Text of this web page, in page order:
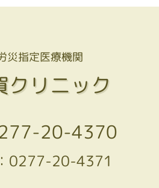
災指定医療機関
クリニック
20-4370
0277-20-4371